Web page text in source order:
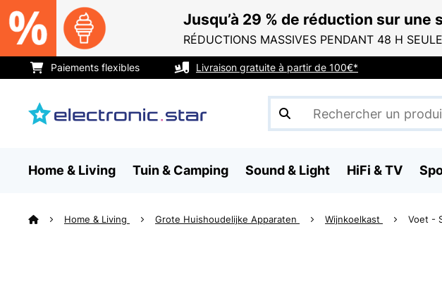
Jusqu’à 29 % de réduction sur
RÉDUCTIONS MASSIVES PENDANT 48 H
Paiements flexibles Livraison gratuite à partir de 100€*
Home & Living Tuin & Camping Sound & Light HiFi & TV
Home & Living Grote Huishoudelijke Apparaten Wijnkoelkast Voet -